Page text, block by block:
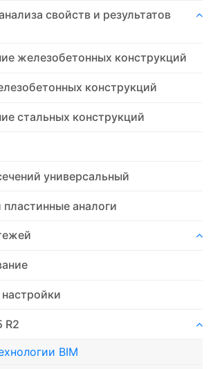
свойств и результатов
железобетонных конструкций
конструкций
стальных конструкций
универсальный
аналоги
R2
ВIM